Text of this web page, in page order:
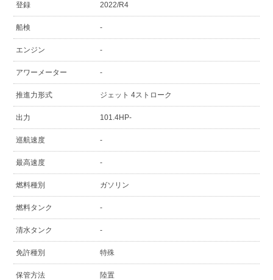
登録 2022/R4
船検 -
エンジン -
アワーメーター -
推進力形式 ジェット 4ストローク
出力 101.4HP-
巡航速度 -
最高速度 -
燃料種別 ガソリン
燃料タンク -
清水タンク -
免許種別 特殊
保管方法 陸置